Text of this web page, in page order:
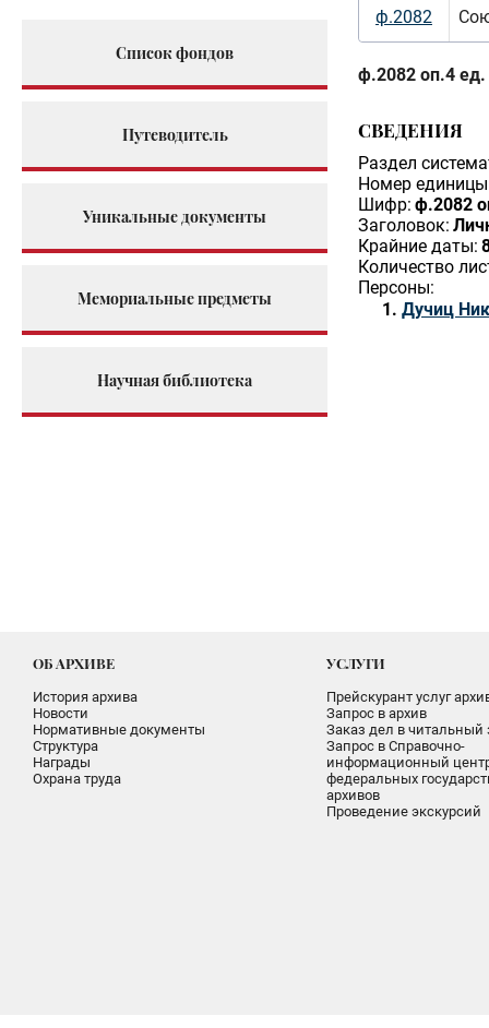
Список фондов
Путеводитель
Уникальные документы
Мемориальные предметы
Научная библиотека
ф.2082
ф.2082 оп.4 ед.
СВЕДЕНИЯ
Раздел
Номер единицы
Шифр: ф.2082
Заголовок:
Крайние даты:
Количество
Персоны:
Дучиц
ОБ АРХИВЕ
История архива
Новости
Нормативные документы
Структура
Награды
Охрана труда
УСЛУГИ
Прейскурант услуг
Запрос в архив
Заказ дел в читальный
Запрос в Справочно-
информационный
федеральных
архивов
Проведение экскурсий